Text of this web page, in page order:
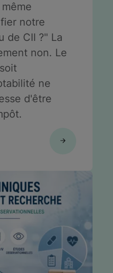
notre
de CII ?" La
non. Le
ne
d'être